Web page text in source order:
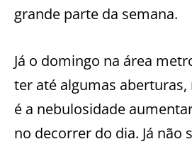
grande parte da semana.
Já o domingo na área
ter até algumas aberturas,
é a nebulosidade
no decorrer do dia. Já não